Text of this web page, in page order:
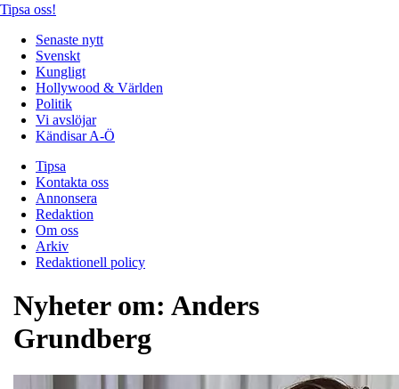
Tipsa oss!
Senaste nytt
Svenskt
Kungligt
Hollywood & Världen
Politik
Vi avslöjar
Kändisar A-Ö
Tipsa
Kontakta oss
Annonsera
Redaktion
Om oss
Arkiv
Redaktionell policy
Nyheter om: Anders
Grundberg